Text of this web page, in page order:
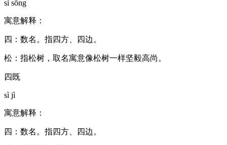
sì sōng
寓意解释：
四：数名。指四方、四边。
松：指松树，取名寓意像松树一样坚毅高尚。
四既
sì jì
寓意解释：
四：数名。指四方、四边。